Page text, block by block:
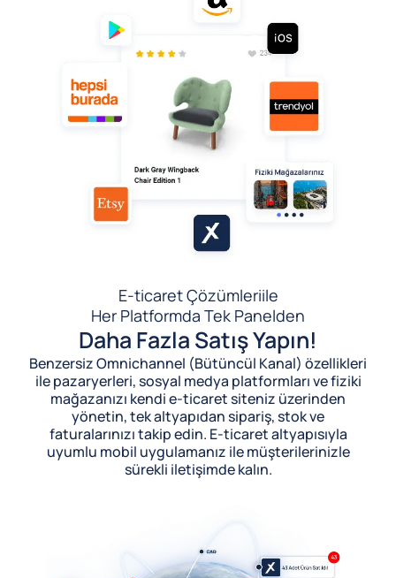
E-ticaret Çözümleriile
Her Platformda Tek Panelden
Daha Fazla Satış Yapın!
Benzersiz Omnichannel (Bütüncül Kanal) özellikleri
ile pazaryerleri, sosyal medya platformları ve fiziki
mağazanızı kendi e-ticaret siteniz üzerinden
yönetin, tek altyapıdan sipariş, stok ve
faturalarınızı takip edin. E-ticaret altyapısıyla
uyumlu mobil uygulamanız ile müşterilerinizle
sürekli iletişimde kalın.